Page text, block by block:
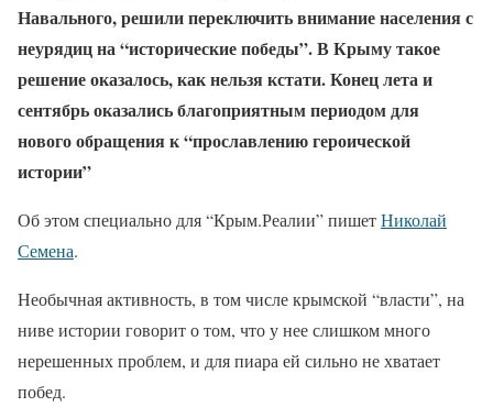
Навального, решили переключить внимание населения с
неурядиц на “исторические победы”. В Крыму такое
решение оказалось, как нельзя кстати. Конец лета и
сентябрь оказались благоприятным периодом для
нового обращения к “прославлению героической
истории”
Об этом специально для “Крым.Реалии” пишетНиколай
Семена.
Необычная активность, в том числе крымской “власти”, на
ниве истории говорит о том, что у нее слишком много
нерешенных проблем, и для пиара ей сильно не хватает
побед.